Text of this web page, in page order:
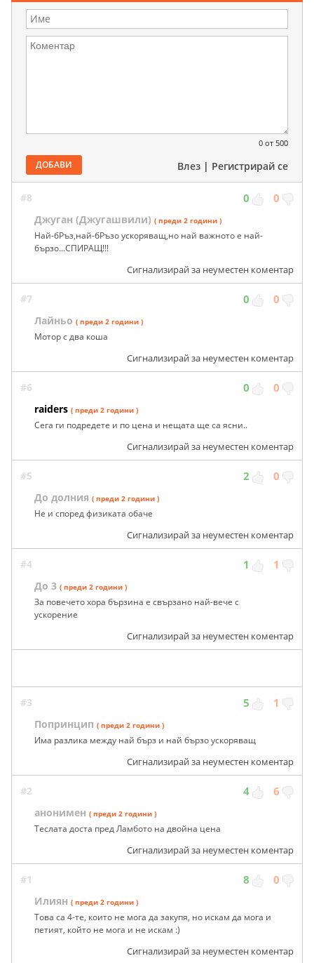
0 от 500
ДОБАВИ Влез | Регистрирай се
#8 0 0
Джуган (Джугашвили) ( преди 2 години )
Най-бРъз,най-бРъзо ускоряващ,но най важното е най-
бързо...СПИРАЩ!!!
Сигнализирай за неуместен коментар
#7 0 0
Лайньо ( преди 2 години )
Мотор с два коша
Сигнализирай за неуместен коментар
#6 0 0
raiders ( преди 2 години )
Сега ги подредете и по цена и нещата ще са ясни..
Сигнализирай за неуместен коментар
#5 2 0
До долния ( преди 2 години )
Не и според физиката обаче
Сигнализирай за неуместен коментар
#4 1 1
До 3 ( преди 2 години )
За повечето хора бързина е свързано най-вече с
ускорение
Сигнализирай за неуместен коментар
#3 5 1
Попринцип ( преди 2 години )
Има разлика между най бърз и най бързо ускоряващ
Сигнализирай за неуместен коментар
#2 4 6
анонимен ( преди 2 години )
Теслата доста пред Ламбото на двойна цена
Сигнализирай за неуместен коментар
#1 8 0
Илиян ( преди 2 години )
Това са 4-те, които не мога да закупя, но искам да мога и
петият, който не мога и не искам :)
Сигнализирай за неуместен коментар